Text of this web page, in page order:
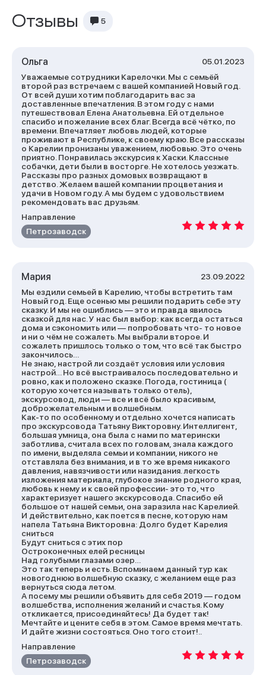
Отзывы 5
Ольга
05.01.2023
Уважаемые сотрудники Карелочки. Мы с семьёй
второй раз встречаем с вашей компанией Новый год.
От всей души хотим поблагодарить вас за
доставленные впечатления. В этом году с нами
путешествовал Елена Анатольевна. Ей отдельное
спасибо и пожелание всех благ. Всегда всё чётко, по
времени. Впечатляет любовь людей, которые
проживают в Республике, к своему краю. Все рассказы
о Карелии пронизаны уважением, любовью. Это очень
приятно. Понравилась экскурсия к Хаски. Классные
собачки, дети были в восторге. Не хотелось уезжать.
Рассказы про разных домовых возвращают в
детство. Желаем вашей компании процветания и
удачи в Новом году. А мы будем с удовольствием
рекомендовать вас друзьям.
Направление
Петрозаводск
Мария
23.09.2022
Мы ездили семьей в Карелию, чтобы встретить там
Новый год. Еще осенью мы решили подарить себе эту
сказку. И мы не ошиблись — это и правда явилось
сказкой для нас. У нас был выбор: как всегда остаться
дома и сэкономить или — попробовать что- то новое
и ни о чём не сожалеть. Мы выбрали второе. И
сожалеть пришлось только о том, что всё так быстро
закончилось…
Не знаю, настрой ли создаёт условия или условия
настрой… Но всё выстраивалось последовательно и
ровно, как и положено сказке. Погода, гостиница (
которую хочется называть только отель),
экскурсовод, люди — все и всё было красивым,
доброжелательным и волшебным.
Как-то по особенному и отдельно хочется написать
про экскурсовода Татьяну Викторовну. Интеллигент,
большая умница, она была с нами по матерински
заботлива, считала всех по головам, знала каждого
по имени, выделяла семьи и компании, никого не
отставляла без внимания, и в то же время никакого
давления, навязчивости или назидания. легкость
изложения материала, глубокое знание родного края,
любовь к нему и к своей профессии- это то, что
характеризует нашего экскурсовода. Спасибо ей
большое от нашей семьи, она заразила нас Карелией.
И действительно, как поется в песне, которую нам
напела Татьяна Викторовна: Долго будет Карелия
сниться
Будут сниться с этих пор
Остроконечных елей ресницы
Над голубыми глазами озер…
Это так теперь и есть. Вспоминаем данный тур как
новогоднюю волшебную сказку, с желанием еще раз
вернуться сюда летом.
А посему мы решили объявить для себя 2019 — годом
волшебства, исполнения желаний и счастья. Кому
откликается, присоединяйтесь! Да будет так!
Мечтайте и цените себя в этом. Самое время мечтать.
И дайте жизни состояться. Оно того стоит!..
Направление
Петрозаводск